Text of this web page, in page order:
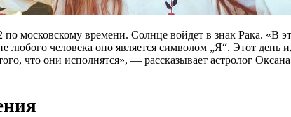
московскому времени. Солнце войдет в знак Рака. «В
человека оно является символом „Я“. Этот день
что они исполнятся», — рассказывает астролог